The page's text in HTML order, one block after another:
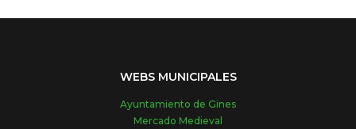
WEBS MUNICIPALES
Ayuntamiento de Gines
Mercado Medieval